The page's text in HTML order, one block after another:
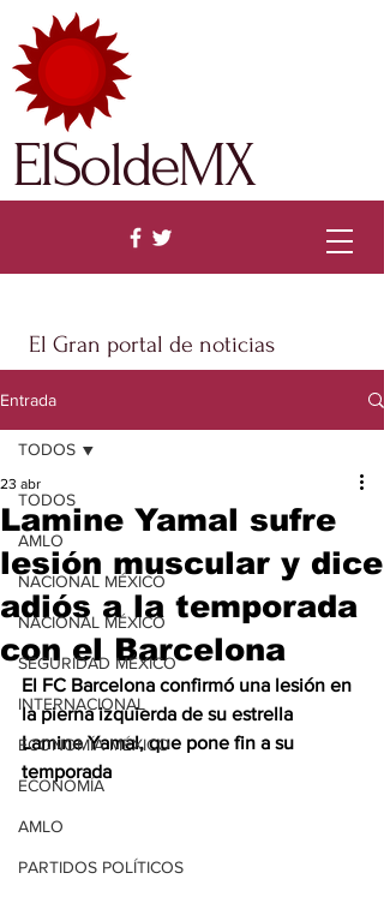
El Gran portal de noticias
ElSoldeMX
Entrada
TODOS
AMLO
NACIONAL MÉXICO
NACIONAL MÉXICO
SEGURIDAD MÉXICO
INTERNACIONAL
ECONOMÍA MÉXICO
ECONOMÍA
AMLO
PARTIDOS POLÍTICOS
TODOS
Lamine Yamal sufre
lesión muscular y dice
adiós a la temporada
con el Barcelona
23 abr
El FC Barcelona confirmó una lesión en
la pierna izquierda de su estrella
Lamine Yamal, que pone fin a su
temporada